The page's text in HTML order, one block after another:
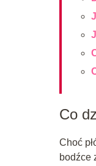
Co
Choć
bodźce